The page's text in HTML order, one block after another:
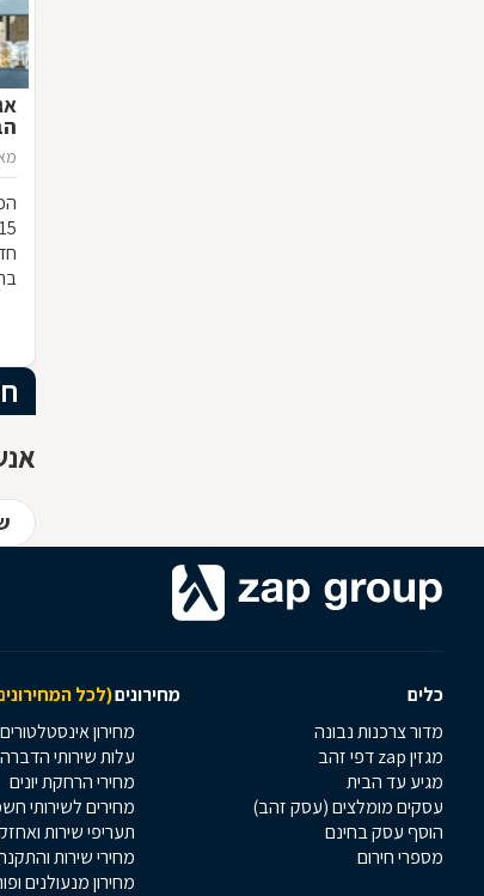
כלים מחירונים(לכל
מדור צרכנות נבונה
מגזין zap דפי זהב
מגיע עד הבית
עסקים מומלצים (עסק זהב)
הוסף עסק בחינם
מספרי חירום
מחירון אינסטלטורים
עלות שירותי הדברה
מחירי הרחקת יונים
מחירים לשירותי
תעריפי שירות
מחירי שירות
מחירון מנעולנים